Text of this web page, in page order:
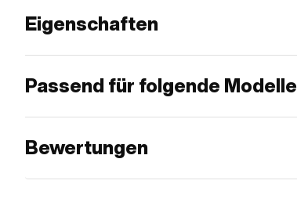
Eigenschaften
Passend für folgende Modelle
Bewertungen